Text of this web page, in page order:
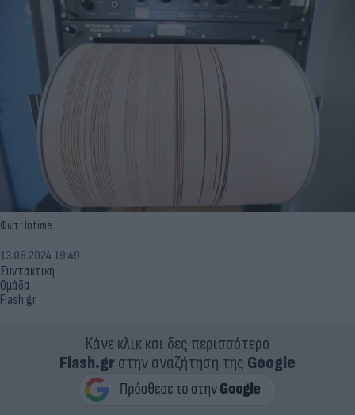
Φωτ.: Intime
Συντακτική
Ομάδα
Flash.gr
13.06.2024 19:49
Κάνε κλικ και δες περισσότερο
Flash.grστην αναζήτηση της Google